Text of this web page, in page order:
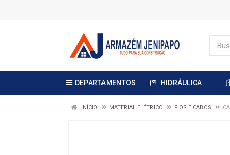
DEPARTAMENTOS HIDRÁULICA
INÍCIO MATERIAL ELÉTRICO FIOS E CABOS